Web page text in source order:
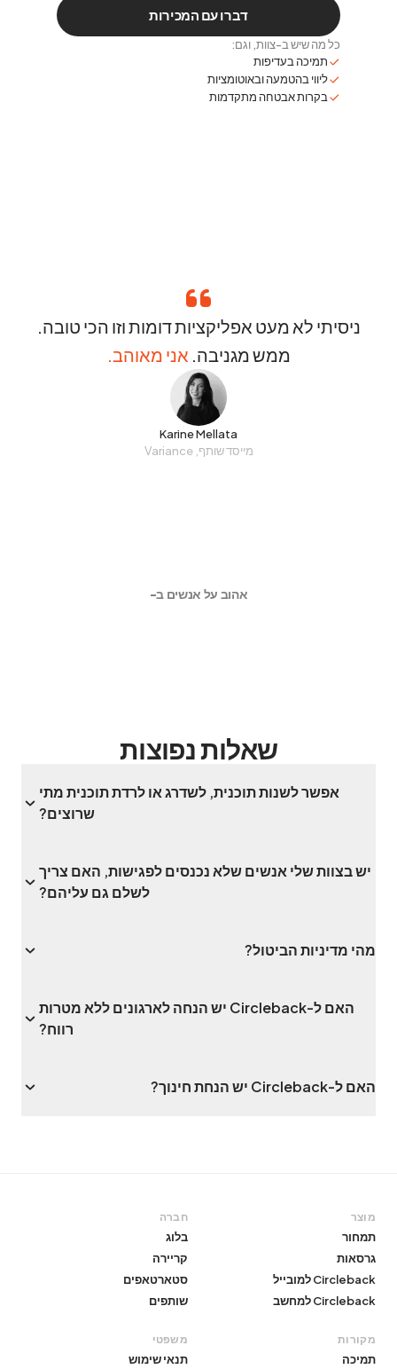
דברו עם המכירות
כל מה שיש ב-צוות, וגם:
תמיכה בעדיפות
ליווי בהטמעה ובאוטומציות
בקרות אבטחה מתקדמות
ניסיתי לא מעט אפליקציות דומות וזו הכי טובה.
ממש מגניבה. אני מאוהב.
Karine Mellata
מייסד שותף, Variance
אהוב על אנשים ב-
שאלות נפוצות
אפשר לשנות תוכנית, לשדרג או לרדת תוכנית מתי
שרוצים?
יש בצוות שלי אנשים שלא נכנסים לפגישות, האם צריך
לשלם גם עליהם?
מהי מדיניות הביטול?
האם ל-Circleback יש הנחה לארגונים ללא מטרות
רווח?
האם ל-Circleback יש הנחת חינוך?
מוצר
תמחור
גרסאות
Circleback למובייל
Circleback למחשב
חברה
בלוג
קריירה
סטארטאפים
שותפים
מקורות
תמיכה
משפטי
תנאי שימוש